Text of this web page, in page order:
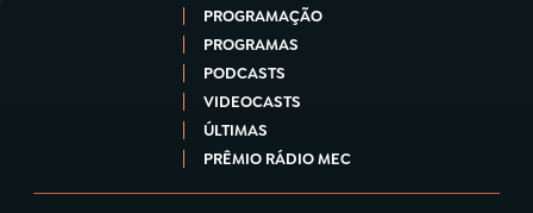
PROGRAMAÇÃO
PROGRAMAS
PODCASTS
VIDEOCASTS
ÚLTIMAS
PRÊMIO RÁDIO MEC